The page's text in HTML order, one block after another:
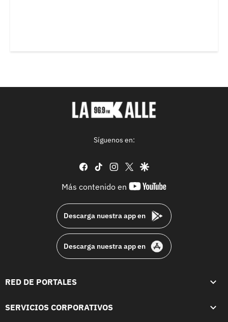
Síguenos en:
facebook
tiktok instagram
twittergoogle
Más contenido en
youtube-
Descarga nuestra app en
Descarga nuestra app en
RED DE PORTALES
SERVICIOS CORPORATIVOS